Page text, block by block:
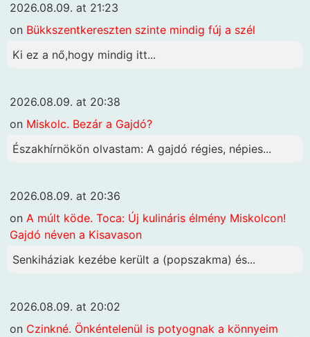
2026.08.09. at 21:23
on Bükkszentkereszten szinte mindig fúj a szél
Ki ez a nő,hogy mindig itt...
2026.08.09. at 20:38
on Miskolc. Bezár a Gajdó?
Északhírnökön olvastam: A gajdó régies, népies...
2026.08.09. at 20:36
on A múlt köde. Toca: Új kulináris élmény Miskolcon!
Gajdó néven a Kisavason
Senkiháziak kezébe került a (popszakma) és...
2026.08.09. at 20:02
on Czinkné. Önkéntelenül is potyognak a könnyeim